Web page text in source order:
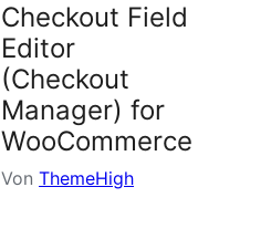
Checkout Field
Editor
(Checkout
Manager) for
WooCommerce
Von ThemeHigh